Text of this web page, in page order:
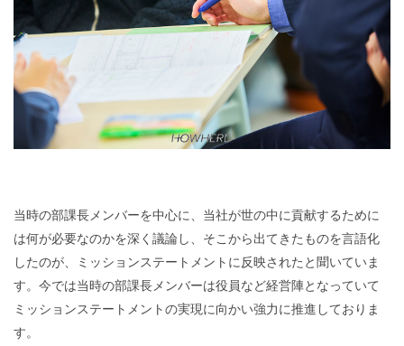
当時の部課長メンバーを中心に、当社が世の中に貢献するために
は何が必要なのかを深く議論し、そこから出てきたものを言語化
したのが、ミッションステートメントに反映されたと聞いていま
す。今では当時の部課長メンバーは役員など経営陣となっていて
ミッションステートメントの実現に向かい強力に推進しておりま
す。